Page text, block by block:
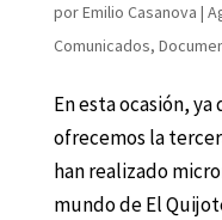
porEmilio Casanova |
Comunicados,
En esta ocasión,
ofrecemos la
han realizado
mundo de El